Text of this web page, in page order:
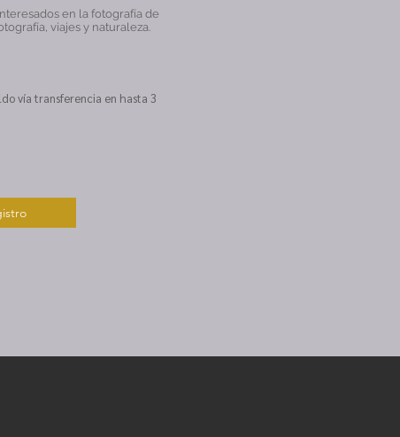
en la fotografía de
viajes y naturaleza.
vía transferencia en hasta 3